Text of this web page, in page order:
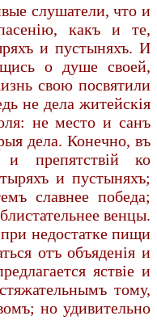
слушатели, что и
какъ и те,
и пустыняхъ. И
о душе своей,
свою посвятили
не дела житейскiя
не место и санъ
дела. Конечно, въ
и препятствiй ко
и пустыняхъ;
славнее победа;
венцы.
недостатке пищи
отъ объяденiя и
яствiе и
тому,
но удивительно